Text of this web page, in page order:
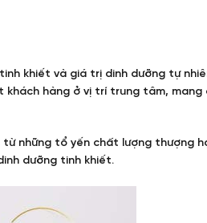
khiết và giá trị dinh dưỡng tự
khách hàng ở vị trí trung tâm,
những tổ yến chất lượng thượng
dưỡng tinh khiết.